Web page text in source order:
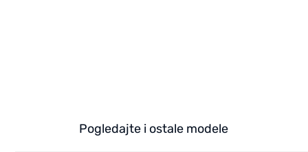
Pogledajte i ostale modele